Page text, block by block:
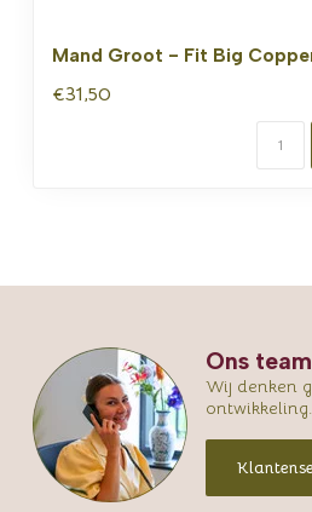
Mand Groot - Fit Big
€31,50
Ons
Wij denken
ontwikkeling.